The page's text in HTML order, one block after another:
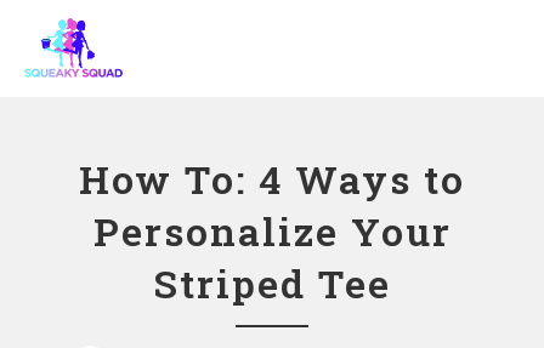
How To: 4 Ways to
Personalize Your
Striped Tee